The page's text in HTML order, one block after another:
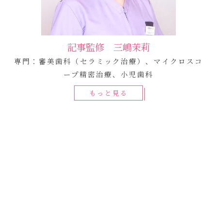
記事監修 三嶋茉莉
専門：審美歯科（セラミック治療）、マイクロスコ
ープ精密治療、小児歯科
もっと見る